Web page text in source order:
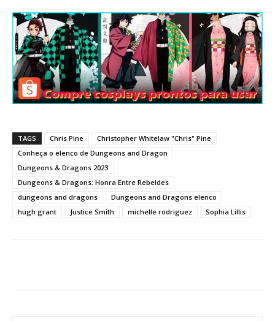
TAGS Chris Pine
Christopher Whitelaw "Chris" Pine
Conheça o elenco de Dungeons and Dragon
Dungeons & Dragons 2023
Dungeons & Dragons: Honra Entre Rebeldes
dungeons and dragons
Dungeons and Dragons elenco
hugh grant
Justice Smith michelle rodriguez Sophia Lillis